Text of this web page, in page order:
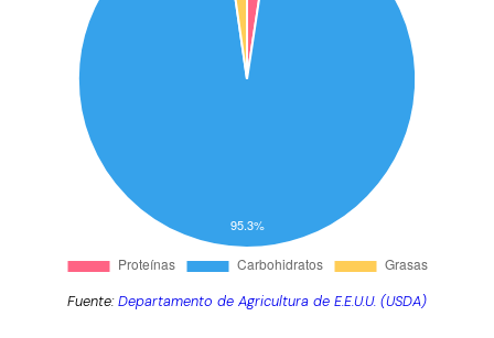
Fuente:Departamento de Agricultura de E.E.U.U. (USDA)